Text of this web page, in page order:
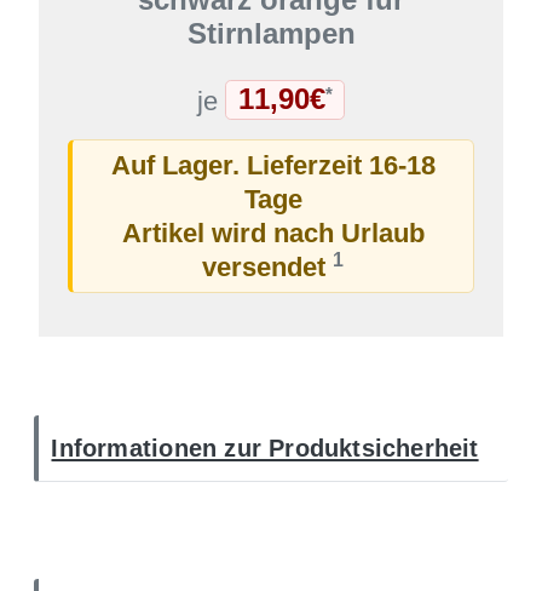
Stirnlampen
je 11,90€*
Auf Lager. Lieferzeit 16-18
Tage
Artikel wird nach Urlaub
versendet 1
Informationen zur Produktsicherheit